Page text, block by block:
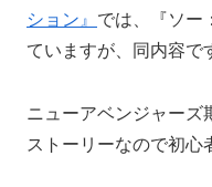
ション』 では、『ソー
ていますが、同内容で
ニューアベンジャーズ
ストーリーなので初心